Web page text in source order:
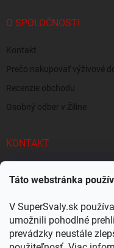
Táto webstránka
V SuperSvaly.sk
umožnili pohodlné
prevádzky neustále
O SPOLOČNOSTI
Kontakt
Prečo nakupovať výživové
Recenzie obchodu
Osobný odber v Žiline
KONTAKT
SuperSvaly.sk -
supersvaly.sk